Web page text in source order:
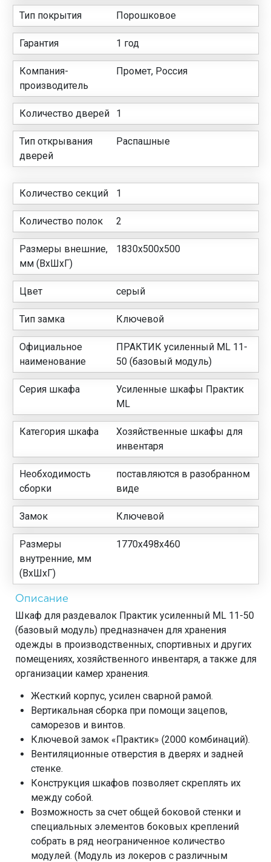
Тип покрытия Порошковое
Гарантия 1 год
Компания-
производитель
Промет, Россия
Количество дверей 1
Тип открывания
дверей
Распашные
Количество секций 1
Количество полок 2
Размеры внешние,
мм (ВхШхГ)
1830x500x500
Цвет серый
Тип замка Ключевой
Официальное
наименование
ПРАКТИК усиленный ML 11-
50 (базовый модуль)
Серия шкафа
Усиленные шкафы Практик
ML
Категория шкафа
Хозяйственные шкафы для
инвентаря
Необходимость
сборки
поставляются в разобранном
виде
Замок Ключевой
Размеры
внутренние, мм
(ВхШхГ)
1770x498x460
Описание
Шкаф для раздевалок Практик усиленный ML 11-50
(базовый модуль) предназначен для хранения
одежды в производственных, спортивных и других
помещениях, хозяйственного инвентаря, а также для
организации камер хранения.
Жесткий корпус, усилен сварной рамой.
Вертикальная сборка при помощи зацепов,
саморезов и винтов.
Ключевой замок «Практик» (2000 комбинаций).
Вентиляционные отверстия в дверях и задней
стенке.
Конструкция шкафов позволяет скреплять их
между собой.
Возможность за счет общей боковой стенки и
специальных элементов боковых креплений
собрать в ряд неограниченное количество
модулей. (Модуль из локеров с различным